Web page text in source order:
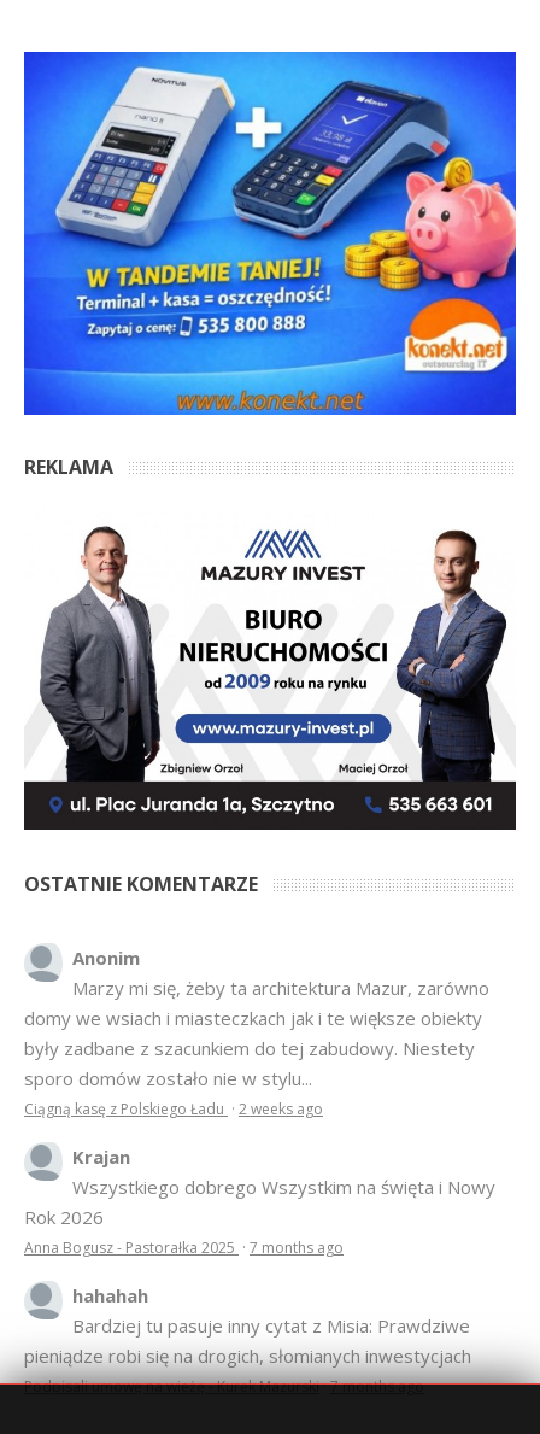
REKLAMA
OSTATNIE KOMENTARZE
Anonim
Marzy mi się, żeby ta architektura Mazur, zarówno
domy we wsiach i miasteczkach jak i te większe obiekty
były zadbane z szacunkiem do tej zabudowy. Niestety
sporo domów zostało nie w stylu...
Ciągną kasę z Polskiego Ładu · 2 weeks ago
Krajan
Wszystkiego dobrego Wszystkim na święta i Nowy
Rok 2026
Anna Bogusz - Pastorałka 2025 · 7 months ago
hahahah
Bardziej tu pasuje inny cytat z Misia: Prawdziwe
pieniądze robi się na drogich, słomianych inwestycjach
Podpisali umowę na wieżę - Kurek Mazurski·7 months ago